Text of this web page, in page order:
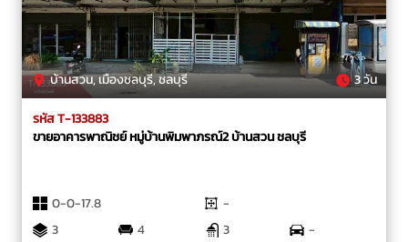
บ้านสวน, เมืองชลบุรี, ชลบุรี 3 วัน
รหัส T-133883
ขายอาคารพาณิชย์ หมู่บ้านพิมพาภรณ์2 บ้านสวน ชลบุรี
0-0-17.8
-
3
4 3 -